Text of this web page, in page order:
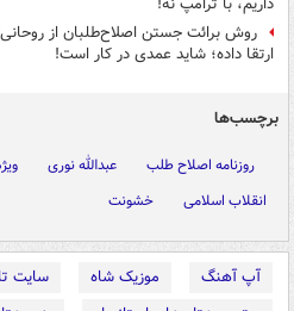
روش برائت جستن اصلاح‌طلبان از
ارتقا داده؛ شاید عمدی در کار است!
برچسب‌ها
روزنامه اصلاح طلب عبدالله نوری
انقلاب اسلامی
خشونت
آپ آهنگ موزیک شاه
سایت